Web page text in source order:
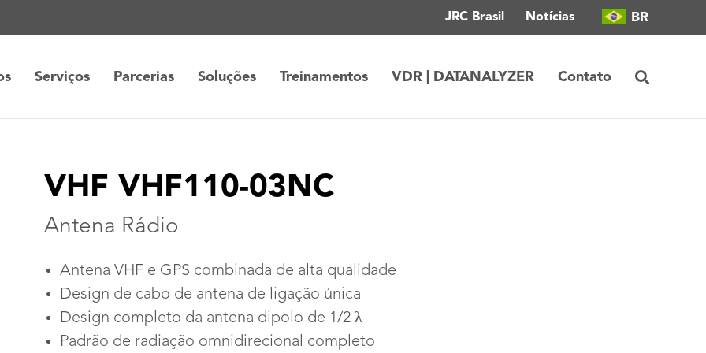
JRC Brasil Notícias BR
Serviços Parcerias Soluções Treinamentos VDR | DATANALYZER Contato
VHF VHF110-03NC
Antena Rádio
Antena VHF e GPS combinada de alta qualidade
Design de cabo de antena de ligação única
Design completo da antena dipolo de 1/2 λ
Padrão de radiação omnidirecional completo